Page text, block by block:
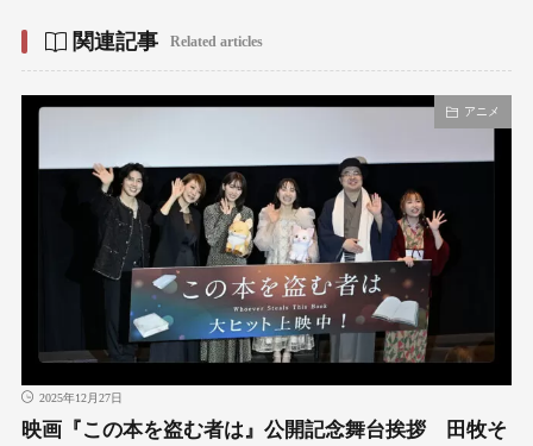
関連記事 Related articles
アニメ
2025年12月27日
映画『この本を盗む者は』公開記念舞台挨拶 田牧そ